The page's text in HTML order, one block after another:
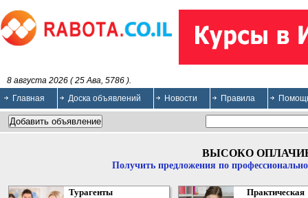
8 августа 2026 ( 25 Ава, 5786 ).
Главная
Доска объявлений Новости Правила
ВЫСОКО
Получить предложения по
Турагенты
Практическая